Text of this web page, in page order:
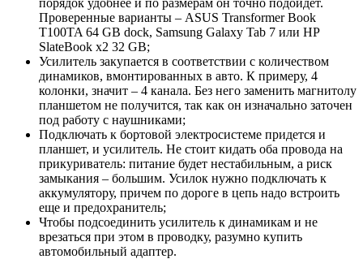
Проверенные варианты – ASUS Transformer Book
T100TA 64 GB dock, Samsung Galaxy Tab 7 или HP
SlateBook x2 32 GB;
Усилитель закупается в соответствии с количеством
динамиков, вмонтированных в авто. К примеру, 4
колонки, значит – 4 канала. Без него заменить магнитолу
планшетом не получится, так как он изначально заточен
под работу с наушниками;
Подключать к бортовой электросистеме придется и
планшет, и усилитель. Не стоит кидать оба провода на
прикуриватель: питание будет нестабильным, а риск
замыкания – большим. Усилок нужно подключать к
аккумулятору, причем по дороге в цепь надо встроить
еще и предохранитель;
Чтобы подсоединить усилитель к динамикам и не
врезаться при этом в проводку, разумно купить
автомобильный адаптер.